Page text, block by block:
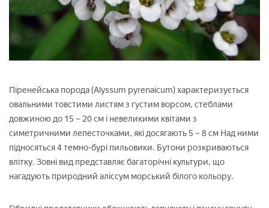
Піренейська порода (Alyssum pyrenaicum) характеризується
овальними товстими листям з густим ворсом, стеблами
довжиною до 15 – 20 см і невеликими квітами з
симетричними лепесточками, які досягають 5 – 8 см Над ними
підносяться 4 темно-бурі пильовики. Бутони розкриваються
влітку. Зовні вид представляє багаторічні культури, що
нагадують природний аліссум морський білого кольору.